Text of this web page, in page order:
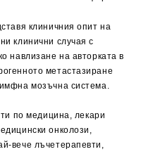
клиничния опит на
клинични случая с
навлизане на авторката в
метастазиране
мозъчна система.
по медицина, лекари
онколози,
вече лъчетерапевти,